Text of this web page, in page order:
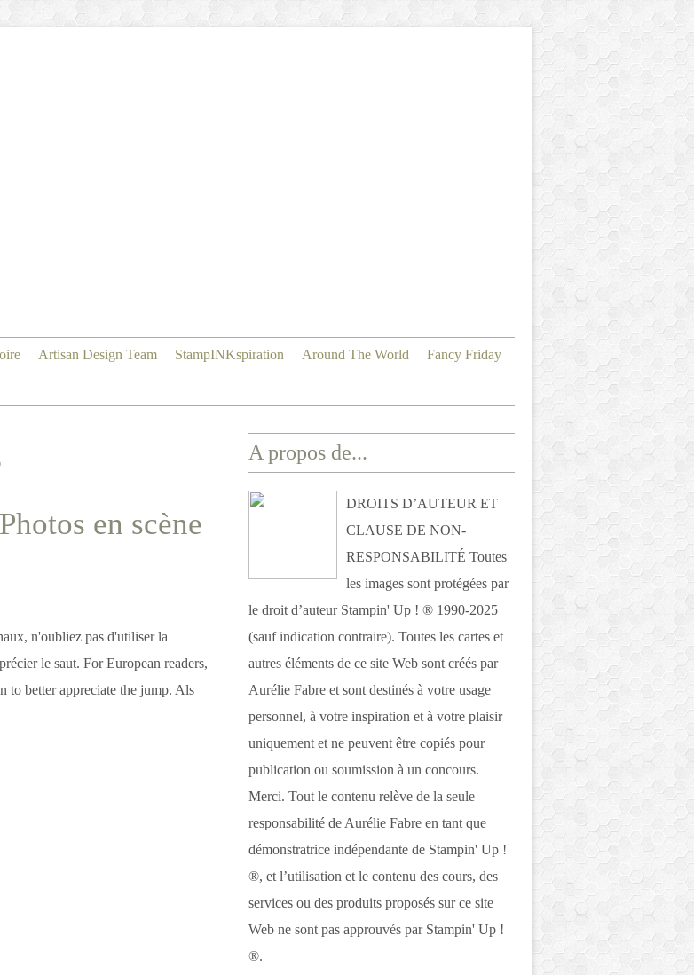
Artisan Design Team StampINKspiration Around The World Fancy Friday
en scène
n'oubliez pas d'utiliser la
le saut. For European readers,
to better appreciate the jump. Als
A propos de...
DROITS D’AUTEUR ET
CLAUSE DE NON-
RESPONSABILITÉ Toutes
les images sont protégées par
le droit d’auteur Stampin' Up ! ® 1990-2025
(sauf indication contraire). Toutes les cartes et
autres éléments de ce site Web sont créés par
Aurélie Fabre et sont destinés à votre usage
personnel, à votre inspiration et à votre plaisir
uniquement et ne peuvent être copiés pour
publication ou soumission à un concours.
Merci. Tout le contenu relève de la seule
responsabilité de Aurélie Fabre en tant que
démonstratrice indépendante de Stampin' Up !
®, et l’utilisation et le contenu des cours, des
services ou des produits proposés sur ce site
Web ne sont pas approuvés par Stampin' Up !
®.